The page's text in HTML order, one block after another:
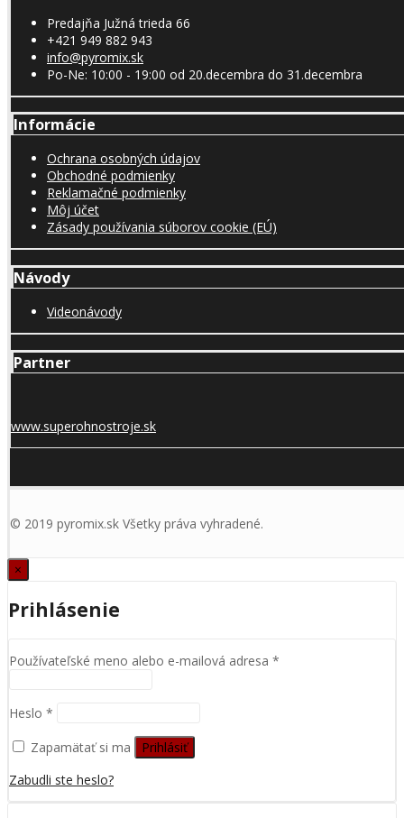
Predajňa Južná trieda 66
+421 949 882 943
info@pyromix.sk
Po-Ne: 10:00 - 19:00 od 20.decembra do 31.decembra
Informácie
Ochrana osobných údajov
Obchodné podmienky
Reklamačné podmienky
Môj účet
Zásady používania súborov cookie (EÚ)
Návody
Videonávody
Partner
www.superohnostroje.sk
© 2019 pyromix.sk Všetky práva vyhradené.
×
Prihlásenie
Používateľské meno alebo e-mailová adresa *
Heslo *
Zapamätať si ma
Prihlásiť
Zabudli ste heslo?